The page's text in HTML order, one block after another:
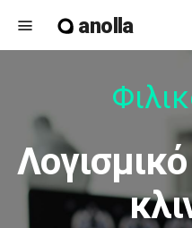
menu anolla
λογισμικό κρατήσεων